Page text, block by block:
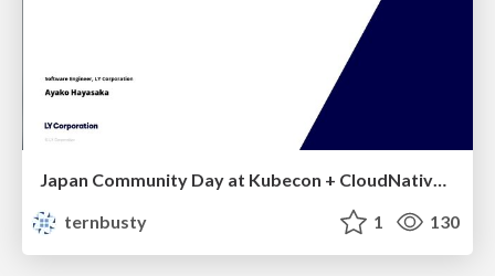
Japan Community Day at Kubecon + CloudNativeCon Japan 2026: Learning Container Privilege Control by Building My Own Low-Level Container Runtime
ternbusty
1 130